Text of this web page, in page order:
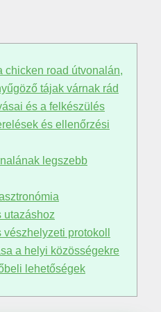
chicken road útvonalán,
tájak várnak rád
és a felkészülés
és ellenőrzési
legszebb
utazáshoz
protokoll
a helyi közösségekre
lehetőségek